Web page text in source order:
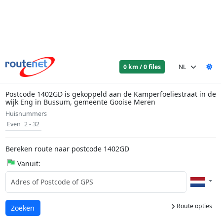
0 km / 0 files
Postcode 1402GD is gekoppeld aan de Kamperfoeliestraat in de
wijk Eng in Bussum, gemeente Gooise Meren
Huisnummers
Even 2 - 32
Bereken route naar postcode 1402GD
Vanuit:
Route opties
Laden...
Zoeken